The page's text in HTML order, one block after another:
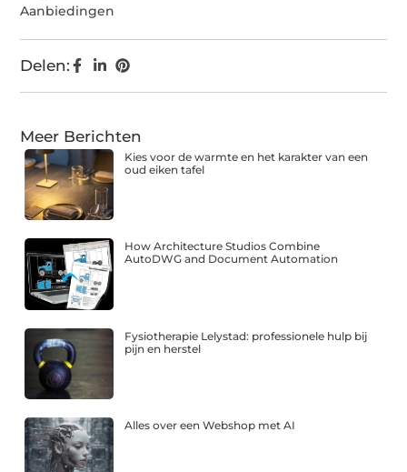
Aanbiedingen
Delen:
Meer Berichten
Kies voor de warmte en het karakter van een
oud eiken tafel
How Architecture Studios Combine
AutoDWG and Document Automation
Fysiotherapie Lelystad: professionele hulp bij
pijn en herstel
Alles over een Webshop met AI